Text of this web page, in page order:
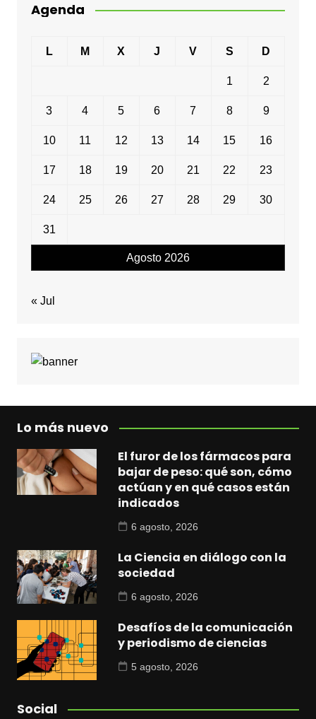
Agenda
Agosto 2026
L M X J V S D
1 2
3 4 5 6 7 8 9
10 11 12 13 14 15 16
17 18 19 20 21 22 23
24 25 26 27 28 29 30
31
« Jul
Lo más nuevo
El furor de los fármacos para
bajar de peso: qué son, cómo
actúan y en qué casos están
indicados
6 agosto, 2026
La Ciencia en diálogo con la
sociedad
6 agosto, 2026
Desafíos de la comunicación
y periodismo de ciencias
5 agosto, 2026
Social